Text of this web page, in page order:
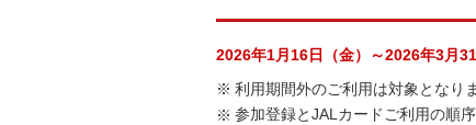
2026年1月16日（金）～2026年3月31
利用期間外のご利用は対象となり
参加登録とJALカードご利用の順序